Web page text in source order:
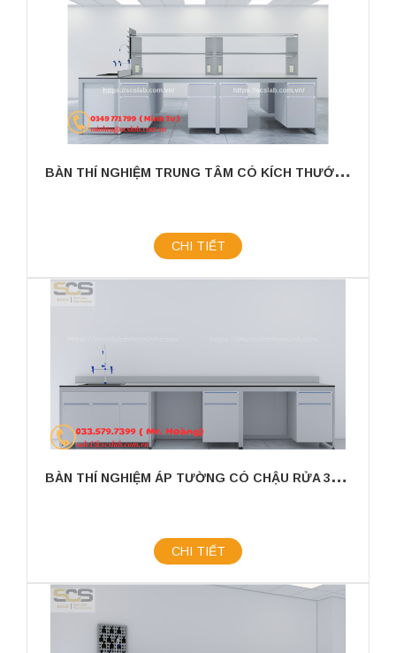
B
ÀN THÍ NGHIỆM TRUNG TÂM CÓ KÍCH THƯỚC 3600MM CÓ CHẬU RỬA
CHI TIẾT
B
ÀN THÍ NGHIỆM ÁP TƯỜNG CÓ CHẬU RỬA 3600X750X800MM
CHI TIẾT